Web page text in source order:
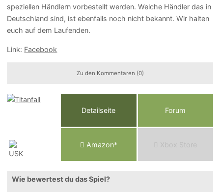
speziellen Händlern vorbestellt werden. Welche Händler das in
Deutschland sind, ist ebenfalls noch nicht bekannt. Wir halten
euch auf dem Laufenden.
Link: Facebook
Zu den Kommentaren (0)
Detailseite Forum
Amazon* Xbox Store
Wie bewertest du das Spiel?